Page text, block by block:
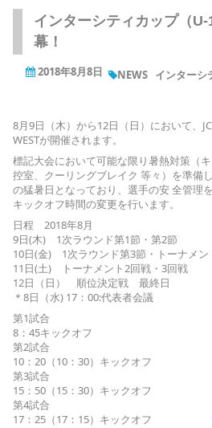
インターシティカップ（
幕！
2018年8月8日 NEWS インターシ
8月9日（木）から12日（日）において、
WESTが開催されます。
標記大会において可能な限り暑熱対策（キ
控室、クーリングブレイク 等々）を準備
の猛暑日となっており、 選手の安 全管理
キックオフ時間の変更を行います。
日程 2018年8月
9日(木) 1次ラウンド第1節・第2節
10日(金) 1次ラウンド第3節・トーナメン
11日(土) トーナメント2回戦・3回戦
12日（日） 順位決定戦 最終日
＊8日（水) 17：00:代表者会議
第1試合
8：45キックオフ
第2試合
10：20（10：30）キックオフ
第3試合
15：50（15：30）キックオフ
第4試合
17：25（17：15）キックオフ